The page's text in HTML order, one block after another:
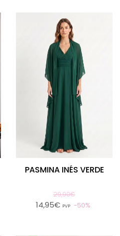
PASMINA INÉS VERDE
29,90€
14,95€ PVP 50%